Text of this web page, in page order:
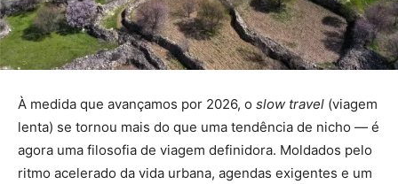
À medida que avançamos por 2026, o slow travel (viagem
lenta) se tornou mais do que uma tendência de nicho — é
agora uma filosofia de viagem definidora. Moldados pelo
ritmo acelerado da vida urbana, agendas exigentes e um